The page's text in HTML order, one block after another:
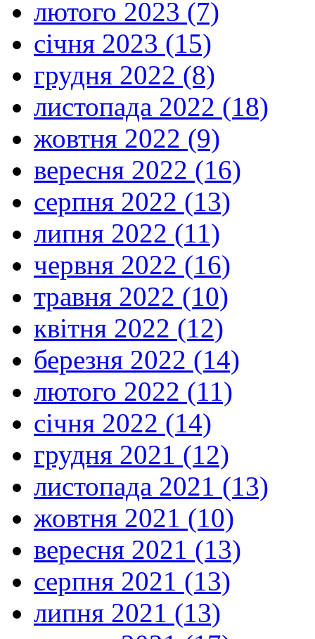
лютого 2023 (7)
січня 2023 (15)
грудня 2022 (8)
листопада 2022 (18)
жовтня 2022 (9)
вересня 2022 (16)
серпня 2022 (13)
липня 2022 (11)
червня 2022 (16)
травня 2022 (10)
квітня 2022 (12)
березня 2022 (14)
лютого 2022 (11)
січня 2022 (14)
грудня 2021 (12)
листопада 2021 (13)
жовтня 2021 (10)
вересня 2021 (13)
серпня 2021 (13)
липня 2021 (13)